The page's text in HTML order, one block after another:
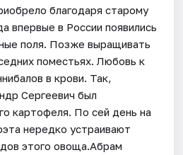
благодаря старому
впервые в России появились
поля. Позже выращивать
поместьях. Любовь к
в крови. Так,
Сергеевич был
картофеля. По сей день на
нередко устраивают
этого овоща.Абрам